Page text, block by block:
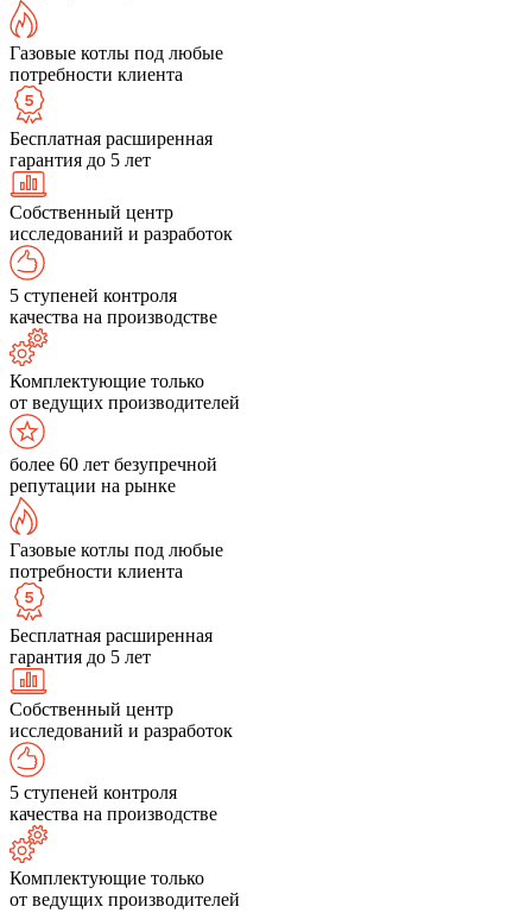
Газовые котлы под любые
потребности клиента
Бесплатная расширенная
гарантия до 5 лет
Собственный центр
исследований и разработок
5 ступеней контроля
качества на производстве
Комплектующие только
от ведущих производителей
более 60 лет безупречной
репутации на рынке
Газовые котлы под любые
потребности клиента
Бесплатная расширенная
гарантия до 5 лет
Собственный центр
исследований и разработок
5 ступеней контроля
качества на производстве
Комплектующие только
от ведущих производителей